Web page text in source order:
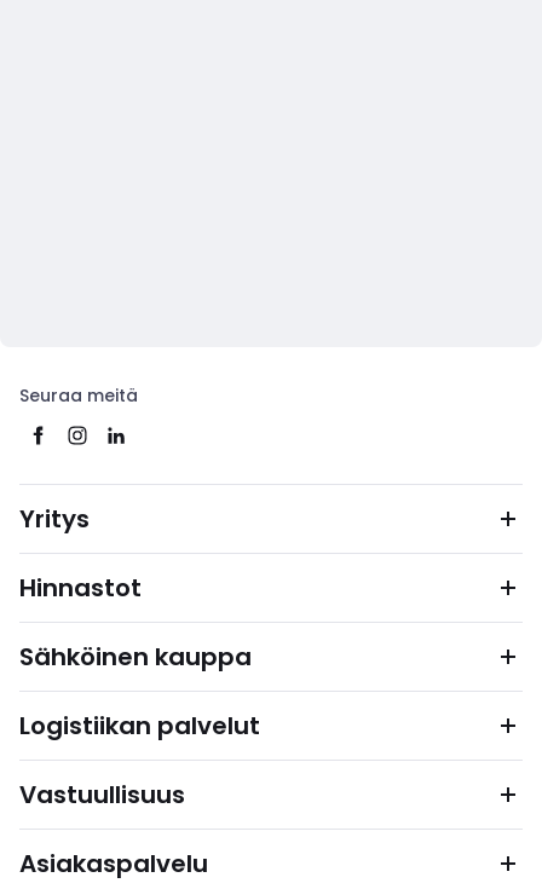
Seuraa meitä
Yritys
Hinnastot
Sähköinen kauppa
Logistiikan palvelut
Vastuullisuus
Asiakaspalvelu